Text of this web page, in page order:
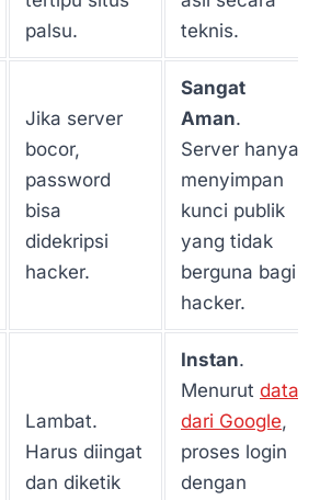
palsu.
teknis.
Jika server
bocor,
password
bisa
didekripsi
hacker.
Sangat
Aman.
Server hanya
menyimpan
kunci publik
yang tidak
berguna bagi
hacker.
Lambat.
Harus diingat
dan diketik
Instan.
Menurut data
dari Google,
proses login
dengan